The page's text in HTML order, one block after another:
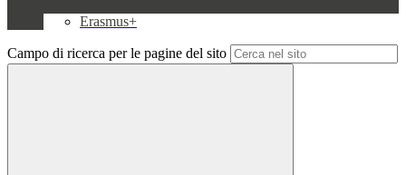
Erasmus+
Campo di ricerca per le pagine del sito